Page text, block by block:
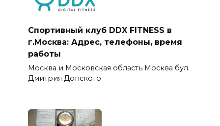
Спортивный клуб DDX FITNESS в
г.Москва: Адрес, телефоны, время
работы
Москва и Московская область Москва бул.
Дмитрия Донского